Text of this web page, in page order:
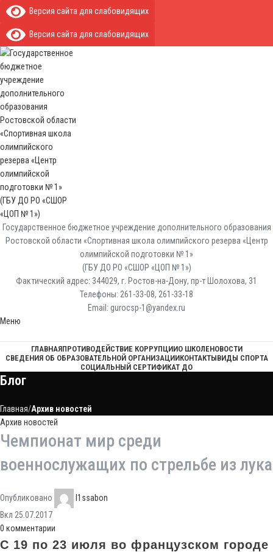
Версия сайта для слабовидящих
Версия сайта для слабовидящих
Государственное бюджетное учреждение дополнительного образования
Ростовской области «Спортивная школа олимпийского резерва «Центр
олимпийской подготовки № 1»
(ГБУ ДО РО «СШОР «ЦОП № 1»)
Фактический адрес: 344029, г. Ростов-на-Дону, пр-т Шолохова, 31
Телефоны: 261-33-08, 261-33-18
Email: gurocsp-1@yandex.ru
Меню
ГЛАВНАЯПРОТИВОДЕЙСТВИЕ КОРРУПЦИИО ШКОЛЕНОВОСТИ
СВЕДЕНИЯ ОБ ОБРАЗОВАТЕЛЬНОЙ ОРГАНИЗАЦИИКОНТАКТЫВИДЫ СПОРТА
СОЦИАЛЬНЫЙ СЕРТИФИКАТ ДО
Блог
Главная Архив новостей
Архив новостей
Чемпионат мир среди
военнослужащих по стрельбе из лука
Опубликовано
l1ssabon
Вкл 25.07.2017
0 комментарии
C 19 по 23 июля во французском городе